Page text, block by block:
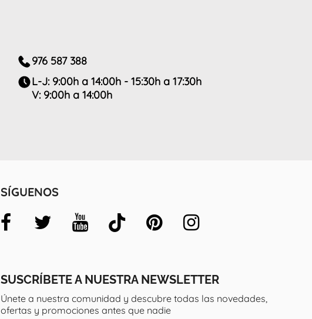
976 587 388
L-J: 9:00h a 14:00h - 15:30h a 17:30h
V: 9:00h a 14:00h
SUSCRÍBETE A NUESTRA NEWSLETTER
Únete a nuestra comunidad y descubre todas las novedades,
ofertas y promociones antes que nadie
SÍGUENOS